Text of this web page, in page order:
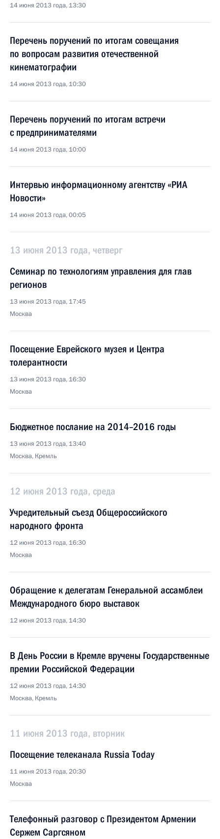
14 июня 2013 года, 13:30
Перечень поручений по итогам совещания
по вопросам развития отечественной
кинематографии
14 июня 2013 года, 10:30
Перечень поручений по итогам встречи
с предпринимателями
14 июня 2013 года, 10:00
Интервью информационному агентству «РИА
Новости»
14 июня 2013 года, 00:05
13 июня 2013 года, четверг
Семинар по технологиям управления для глав
регионов
13 июня 2013 года, 17:45
Москва
Посещение Еврейского музея и Центра
толерантности
13 июня 2013 года, 16:30
Москва
Бюджетное послание на 2014–2016 годы
13 июня 2013 года, 13:40
Москва, Кремль
12 июня 2013 года, среда
Учредительный съезд Общероссийского
народного фронта
12 июня 2013 года, 16:30
Москва
Обращение к делегатам Генеральной ассамблеи
Международного бюро выставок
12 июня 2013 года, 14:30
В День России в Кремле вручены Государственные
премии Российской Федерации
12 июня 2013 года, 14:30
Москва, Кремль
11 июня 2013 года, вторник
Посещение телеканала Russia Today
11 июня 2013 года, 20:30
Москва
Телефонный разговор с Президентом Армении
Сержем Саргсяном